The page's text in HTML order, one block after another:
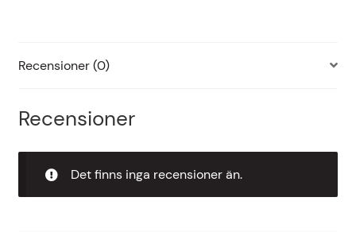
Recensioner (0)
Recensioner
Det finns inga recensioner än.